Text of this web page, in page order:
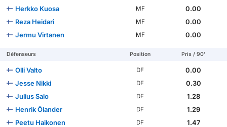
Herkko Kuosa
MF
0.00
Reza Heidari
MF
0.00
Jermu Virtanen
MF 0.00
Défenseurs Position Pris / 90'
Olli Valto DF
0.00
Jesse Nikki
DF
0.30
Julius Salo
DF
1.28
Henrik Ölander
DF
1.29
Peetu Haikonen
DF
1.47